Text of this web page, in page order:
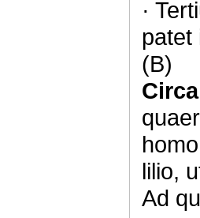
·
(B)
lilio,
Ad